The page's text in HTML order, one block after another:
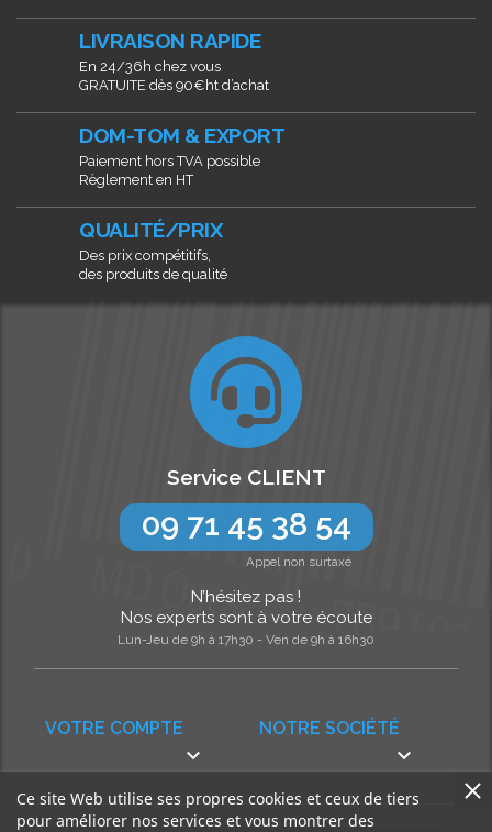
LIVRAISON RAPIDE
En 24/36h chez vous
GRATUITE dès 90€ht d’achat
DOM-TOM & EXPORT
Paiement hors TVA possible
Règlement en HT
QUALITÉ/PRIX
Des prix compétitifs,
des produits de qualité
NOTRE SOCIÉTÉ

VOTRE COMPTE

Service CLIENT
09 71 45 38 54
Appel non surtaxé
N’hésitez pas !
Nos experts sont à votre écoute
Lun-Jeu de 9h à 17h30 - Ven de 9h à 16h30
Ce site Web utilise ses propres cookies et ceux de tiers
pour améliorer nos services et vous montrer des